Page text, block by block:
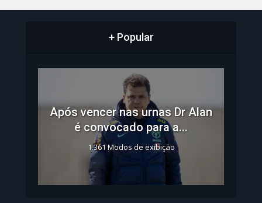
+ Popular
Após vencer nas urnas Dr Alan
é convocado para a...
1.361 Modos de exibição